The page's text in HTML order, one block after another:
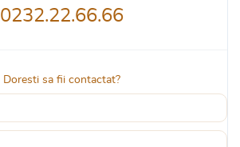
0232.22.66.66
Doresti sa fii contactat?